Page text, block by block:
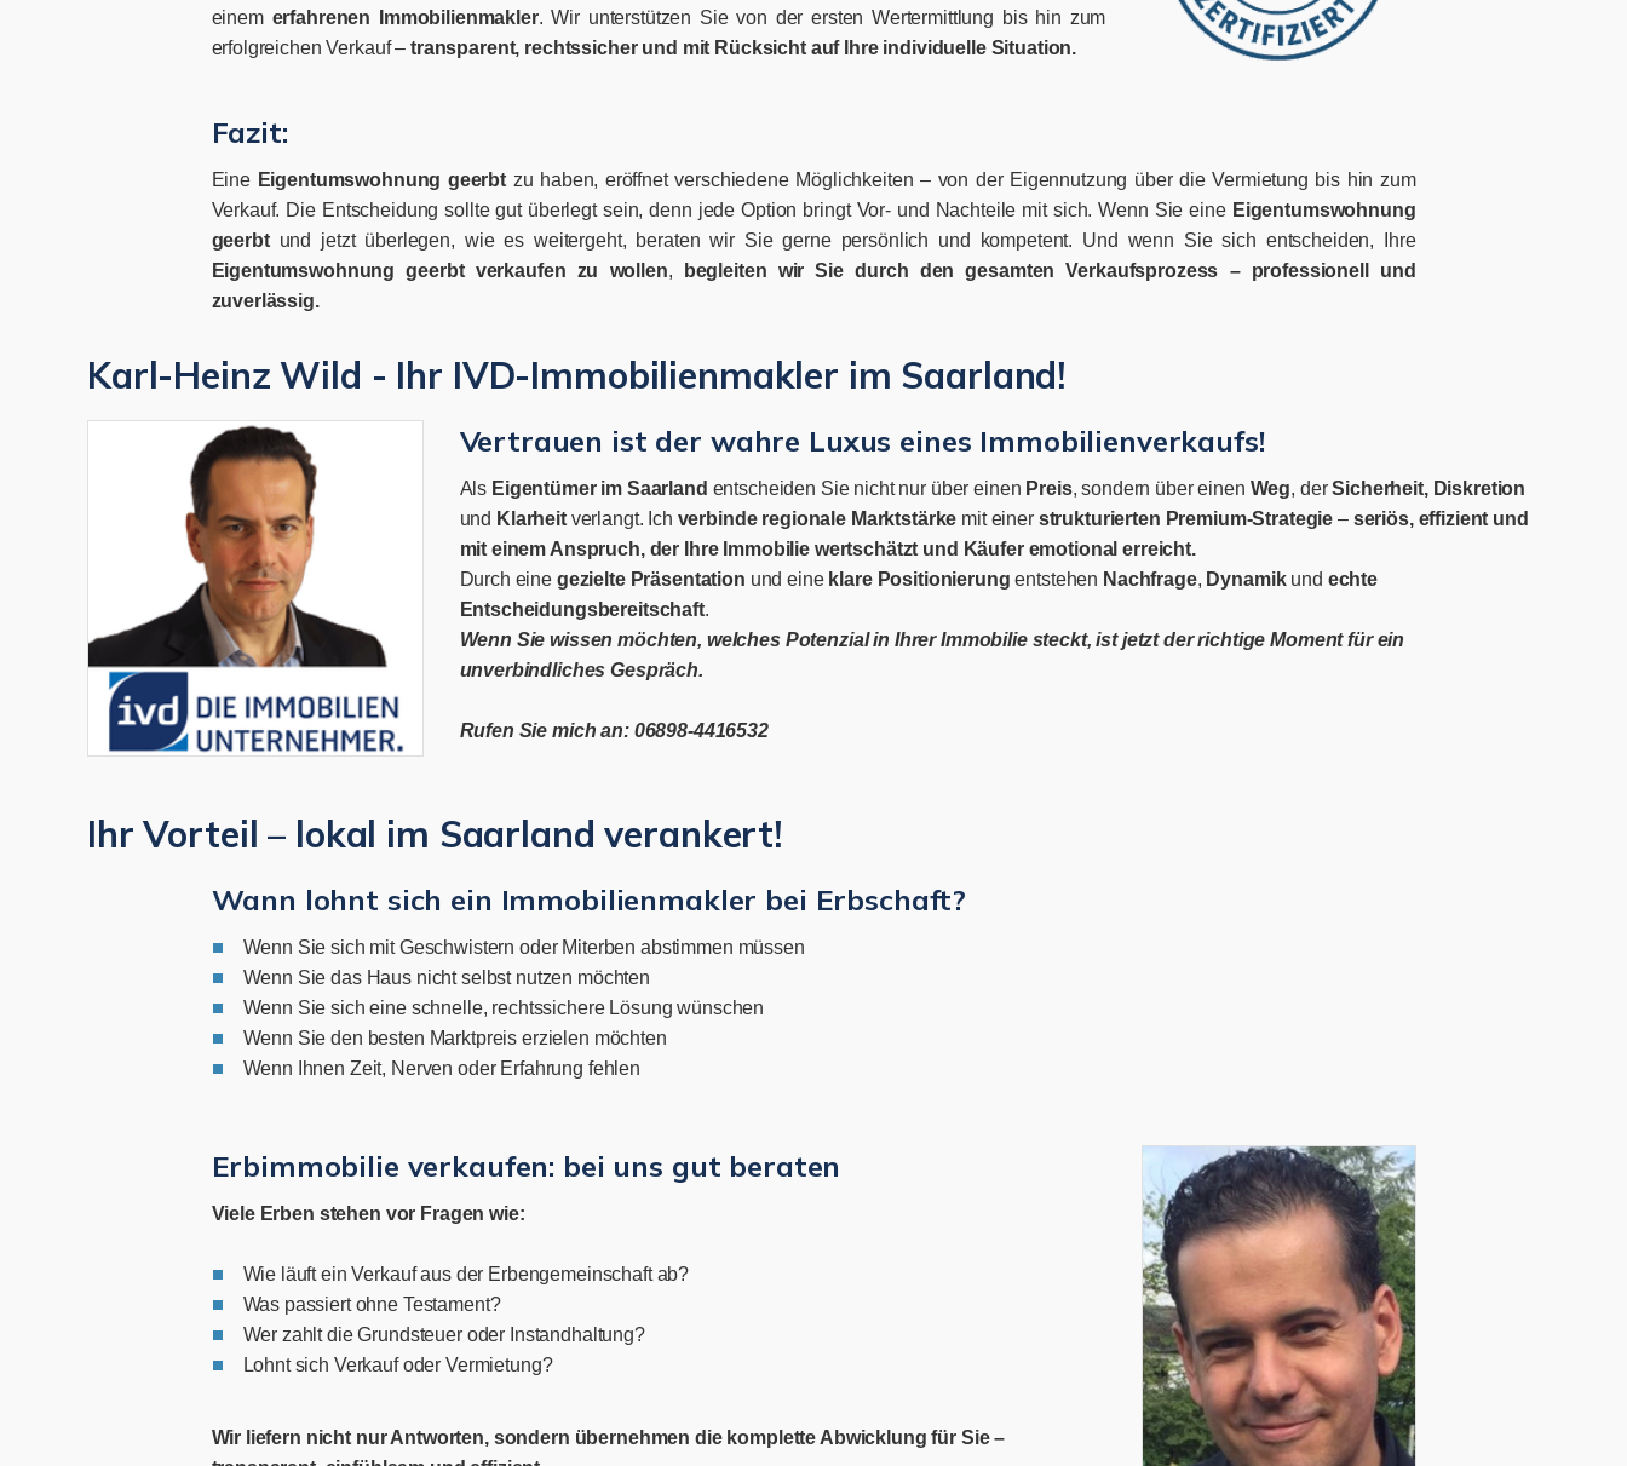
einem erfahrenen Immobilienmakler. Wir unterstützen Sie von der ersten Wertermittlung bis hin zum
erfolgreichen Verkauf –transparent, rechtssicher und mit Rücksicht auf Ihre individuelle Situation.
Fazit:
Eine Eigentumswohnung geerbt zu haben, eröffnet verschiedene Möglichkeiten – von der Eigennutzung über die Vermietung bis hin zum
Verkauf. Die Entscheidung sollte gut überlegt sein, denn jede Option bringt Vor- und Nachteile mit sich. Wenn Sie eine Eigentumswohnung
geerbtund jetzt überlegen, wie es weitergeht, beraten wir Sie gerne persönlich und kompetent. Und wenn Sie sich entscheiden, Ihre
Eigentumswohnung geerbt verkaufen zu wollen, begleiten wir Sie durch den gesamten Verkaufsprozess – professionell und
zuverlässig.
Karl-Heinz Wild - Ihr IVD-Immobilienmakler im Saarland!
Vertrauen ist der wahre Luxus eines Immobilienverkaufs!
Als Eigentümer im Saarland entscheiden Sie nicht nur über einen Preis, sondern über einen Weg, derSicherheit, Diskretion
und Klarheitverlangt. Ich verbinde regionale Marktstärke mit einer strukturierten Premium-Strategie – seriös, effizient und
mit einem Anspruch, der Ihre Immobilie wertschätzt und Käufer emotional erreicht.
Durch eine gezielte Präsentation und eine klare Positionierung entstehen Nachfrage, Dynamikund echte
Entscheidungsbereitschaft.
Wenn Sie wissen möchten, welches Potenzial in Ihrer Immobilie steckt, ist jetzt der richtige Moment für ein
unverbindliches Gespräch.
Rufen Sie mich an: 06898-4416532
Ihr Vorteil – lokal im Saarland verankert!
Wann lohnt sich ein Immobilienmakler bei Erbschaft?
Wenn Sie sich mit Geschwistern oder Miterben abstimmen müssen
Wenn Sie das Haus nicht selbst nutzen möchten
Wenn Sie sich eine schnelle, rechtssichere Lösung wünschen
Wenn Sie den besten Marktpreis erzielen möchten
Wenn Ihnen Zeit, Nerven oder Erfahrung fehlen
Erbimmobilie verkaufen: bei uns gut beraten
Viele Erben stehen vor Fragen wie:
Wie läuft ein Verkauf aus der Erbengemeinschaft ab?
Was passiert ohne Testament?
Wer zahlt die Grundsteuer oder Instandhaltung?
Lohnt sich Verkauf oder Vermietung?
Wir liefern nicht nur Antworten, sondern übernehmen die komplette Abwicklung für Sie –